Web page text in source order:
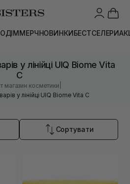
ДІММЕРЧНОВИНКИБЕСТСЕЛЕРИ
у лінійці UIQ Biome Vita
C
магазин косметики
у лінійці UIQ Biome Vita C
Сортувати